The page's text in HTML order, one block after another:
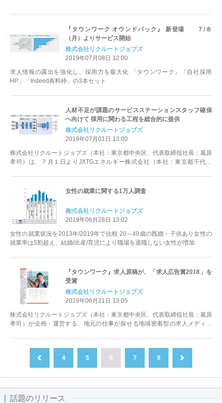
『タウンワーク オウンドパック』 新登場 ７/８
（月）よりサービス開始
株式会社リクルートジョブズ
2019年07月08日 12:00
求人情報の露出を強化し、採用力を最大化 「タウンワーク」「自社採用
HP」「Indeed有料枠」の3本セット
人材不足が課題のサービスステーションスタッフ確保
へ向けて 採用に関わる工程を総合的に提供
株式会社リクルートジョブズ
2019年07月01日 13:00
株式会社リクルートジョブズ（本社：東京都中央区、代表取締役社長：葛原
孝司）は、７月１日よりJXTGエネルギー株式会社（本社：東京都千代田
女性の就業に関する1万人調査
株式会社リクルートジョブズ
2019年06月28日 13:02
女性の就業状況を2013年/2019年で比較 20～49歳の既婚・子供あり女性の
就業率は5割超え、結婚/出産/育児により職場を退職しない女性が増加
『タウンワーク』求人原稿が、「求人広告賞2018」を
受賞
株式会社リクルートジョブズ
2019年06月21日 13:05
株式会社リクルートジョブズ（本社：東京都中央区、代表取締役社長：葛原
孝司）が企画・運営する、地元の仕事が探せる地域密着型の求人メディア
4 5 6 7 8
話題のリリース